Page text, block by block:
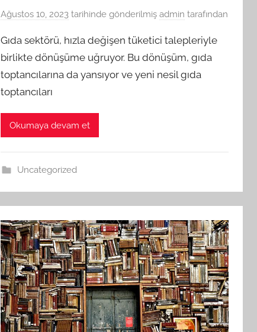
Ağustos 10, 2023 tarihinde gönderilmiş admin tarafından
Gıda sektörü, hızla değişen tüketici talepleriyle
birlikte dönüşüme uğruyor. Bu dönüşüm, gıda
toptancılarına da yansıyor ve yeni nesil gıda
toptancıları
Okumaya devam et
Uncategorized